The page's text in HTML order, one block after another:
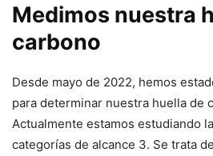
Medimos nuestra
carbono
Desde mayo de 2022, hemos
para determinar nuestra huella de
Actualmente estamos estudiando
categorías de alcance 3. Se trata